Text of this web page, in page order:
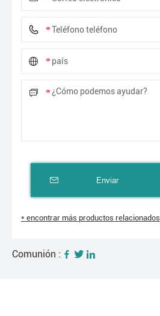
Enviar
* encontrar más productos relacionados
Comunión :